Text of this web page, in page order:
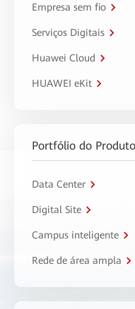
Empresa sem fio
Serviços Digitais
Huawei Cloud
HUAWEI eKit
Portfólio do Produto
Data Center
Digital Site
Campus inteligente
Rede de área ampla